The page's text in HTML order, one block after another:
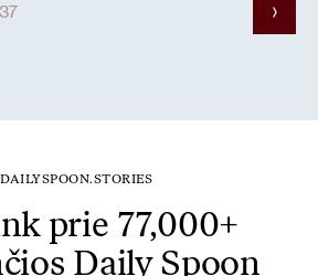
37
prie 77,000+
Daily Spoon